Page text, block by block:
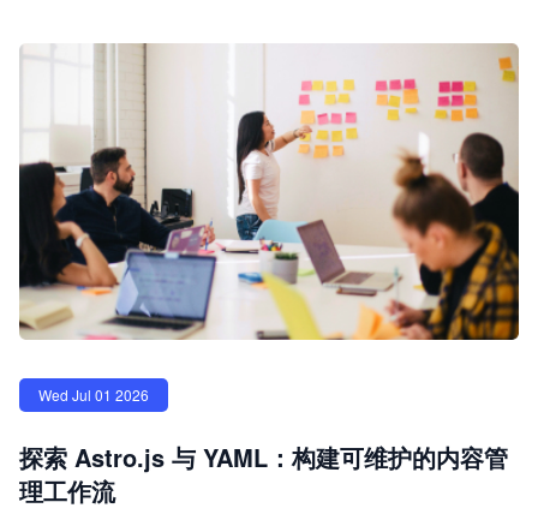
Wed Jul 01 2026
探索 Astro.js 与 YAML：构建可维护的内容管
理工作流